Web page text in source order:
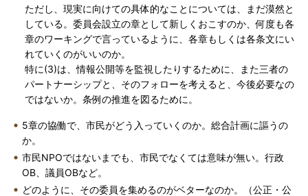
ただし、現実に向けての具体的なことについては、まだ漠然と
している。委員会設立の章として新しくおこすのか、何度も各
章のワーキングで言っているように、各章もしくは各条文にい
れていくのがいいのか。
特に(3)は、情報公開等を監視したりするために、また三者の
パートナーシップと、そのフォローを考えると、今後必要なの
ではないか。条例の推進を図るために。
5章の協働で、市民がどう入っていくのか。総合計画に謳うの
か。
市民NPOではないまでも、市民でなくては意味が無い。行政
OB、議員OBなど。
どのように、その委員を集めるのがベターなのか。（公正・公